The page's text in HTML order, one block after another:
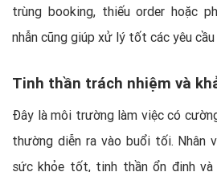
trùng booking, thiếu order hoặc
nhẫn cũng giúp xử lý tốt các yêu
Tinh thần trách nhiệm và
Đây là môi trường làm việc có
thường diễn ra vào buổi tối. Nhân
sức khỏe tốt, tinh thần ổn định